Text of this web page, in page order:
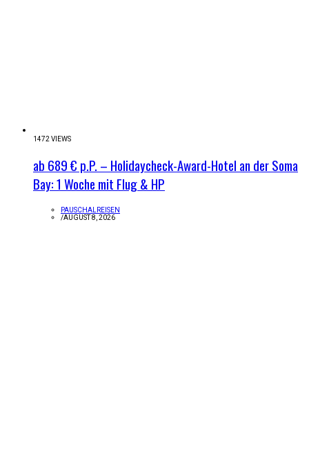
1472 VIEWS
ab 689 € p.P. – Holidaycheck-Award-Hotel an der Soma
Bay: 1 Woche mit Flug & HP
PAUSCHALREISEN
/AUGUST 8, 2026